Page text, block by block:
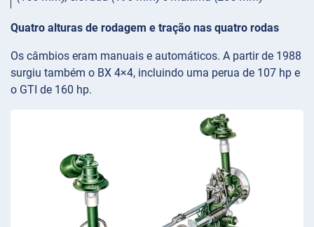
Quatro alturas de rodagem e tração nas quatro rodas
Os câmbios eram manuais e automáticos. A partir de 1988
surgiu também o BX 4×4, incluindo uma perua de 107 hp e
o GTI de 160 hp.